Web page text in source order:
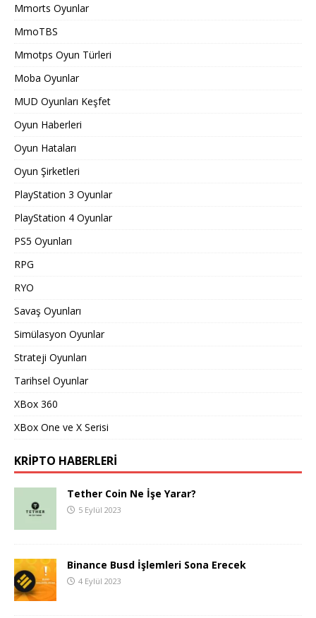
Mmorts Oyunlar
MmoTBS
Mmotps Oyun Türleri
Moba Oyunlar
MUD Oyunları Keşfet
Oyun Haberleri
Oyun Hataları
Oyun Şirketleri
PlayStation 3 Oyunlar
PlayStation 4 Oyunlar
PS5 Oyunları
RPG
RYO
Savaş Oyunları
Simülasyon Oyunlar
Strateji Oyunları
Tarihsel Oyunlar
XBox 360
XBox One ve X Serisi
KRIPTO HABERLERI
Tether Coin Ne İşe Yarar?
5 Eylül 2023
Binance Busd İşlemleri Sona Erecek
4 Eylül 2023